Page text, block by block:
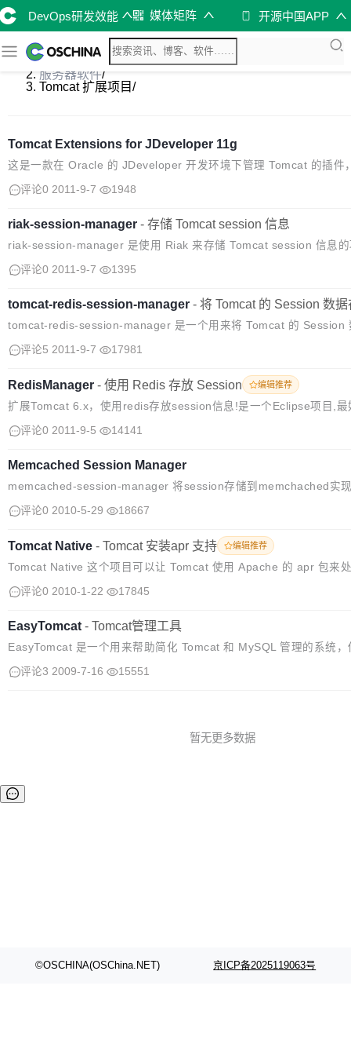
DevOps研发效能 媒体矩阵 开源中国APP
开源软件库
服务器软件/
Tomcat 扩展项目/
Tomcat Extensions for JDeveloper 11g
这是一款在 Oracle 的 JDeveloper 开发环境下管理 Tomcat 的插件
评论0 2011-9-7 1948
riak-session-manager - 存储 Tomcat session 信息
riak-session-manager 是使用 Riak 来存储 Tomcat session 信息
法： <?xml version="1.0" encoding="UTF-8"?>...
评论0 2011-9-7 1395
tomcat-redis-session-manager - 将 Tomcat 的 Session 数
tomcat-redis-session-manager 是一个用来将 Tomcat 的 Session
s 库中的项目。 使用方法： <Valve className="com....
评论5 2011-9-7 17981
RedisManager - 使用 Redis 存放 Session 编辑推荐
扩展Tomcat 6.x，使用redis存放session信息!是一个Eclipse项目,
(因为里面有个中文文件名的说明文件).
评论0 2011-9-5 14141
Memcached Session Manager
memcached-session-manager 将session存储到memchached实
功能是修改tomcat的session存储机制，使之能够把session序列化
评论0 2010-5-29 18667
Tomcat Native - Tomcat 安装apr 支持 编辑推荐
Tomcat Native 这个项目可以让 Tomcat 使用 Apache 的 apr 包来
络IO操作，以提升性能。
评论0 2010-1-22 17845
EasyTomcat - Tomcat管理工具
EasyTomcat 是一个用来帮助简化 Tomcat 和 MySQL 管理的系统
止和配置 Tomcat和MySQL 服务器，同时也提供了监控的功能。
评论3 2009-7-16 15551
暂无更多数据
©OSCHINA(OSChina.NET) 京ICP备2025119063号